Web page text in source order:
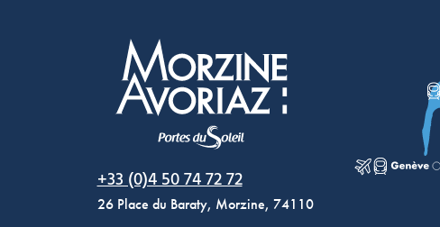
+33 (0)4 50 74 72 72
26 Place du Baraty, Morzine, 74110